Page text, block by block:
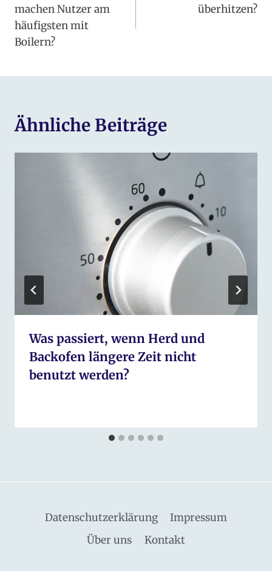
machen Nutzer am
häufigsten mit
Boilern?
überhitzen?
Ähnliche Beiträge
Was passiert, wenn Herd und
Backofen längere Zeit nicht
benutzt werden?
Datenschutzerklärung
Impressum
Über uns
Kontakt